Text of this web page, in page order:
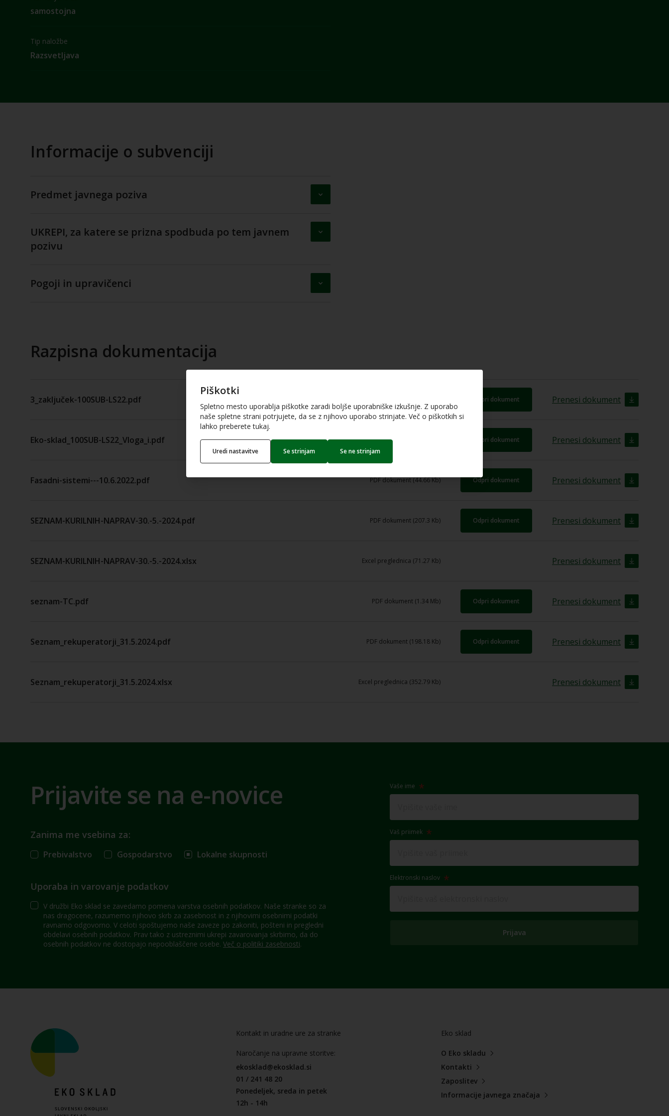
samostojna
Tip naložbe
Razsvetljava
Informacije o subvenciji
Predmet javnega poziva
UKREPI, za katere se prizna spodbuda po tem javnem
pozivu
Pogoji in upravičenci
Razpisna dokumentacija
3_zaključek-100SUB-LS22.pdf Odpri dokument Prenesi dokument
Eko-sklad_100SUB-LS22_Vloga_i.pdf PDF dokument (385.66 Kb) Odpri dokument Prenesi dokument
Fasadni-sistemi---10.6.2022.pdf PDF dokument (44.66 Kb) Odpri dokument Prenesi dokument
SEZNAM-KURILNIH-NAPRAV-30.-5.-2024.pdf PDF dokument (207.3 Kb) Odpri dokument Prenesi dokument
SEZNAM-KURILNIH-NAPRAV-30.-5.-2024.xlsx Excel preglednica (71.27 Kb) Prenesi dokument
seznam-TC.pdf PDF dokument (1.34 Mb) Odpri dokument Prenesi dokument
Seznam_rekuperatorji_31.5.2024.pdf PDF dokument (198.18 Kb) Odpri dokument Prenesi dokument
Seznam_rekuperatorji_31.5.2024.xlsx Excel preglednica (352.79 Kb) Prenesi dokument
Prijavite se na e-novice
Zanima me vsebina za:
Prebivalstvo Gospodarstvo Lokalne skupnosti
Uporaba in varovanje podatkov
V družbi Eko sklad se zavedamo pomena varstva osebnih podatkov. Naše stranke so za
nas dragocene, razumemo njihovo skrb za zasebnost in z njihovimi osebnimi podatki
ravnamo odgovorno. V celoti spoštujemo naše zaveze po zakoniti, pošteni in pregledni
obdelavi osebnih podatkov. Prav tako z ustreznimi ukrepi zavarovanja skrbimo, da do
osebnih podatkov ne dostopajo nepooblaščene osebe. Več o politiki zasebnosti.
Vaše ime
Vaš priimek
Elektronski naslov
Prijava
Kontakt in uradne ure za stranke
Naročanje na upravne storitve:
ekosklad@ekosklad.si
01 / 241 48 20
Ponedeljek, sreda in petek
12h - 14h
Eko sklad
O Eko skladu
Kontakti
Zaposlitev
Informacije javnega značaja
Piškotki
Spletno mesto uporablja piškotke zaradi boljše uporabniške izkušnje. Z uporabo
naše spletne strani potrjujete, da se z njihovo uporabo strinjate. Več o piškotkih si
lahko preberete tukaj.
Uredi nastavitve Se strinjam Se ne strinjam